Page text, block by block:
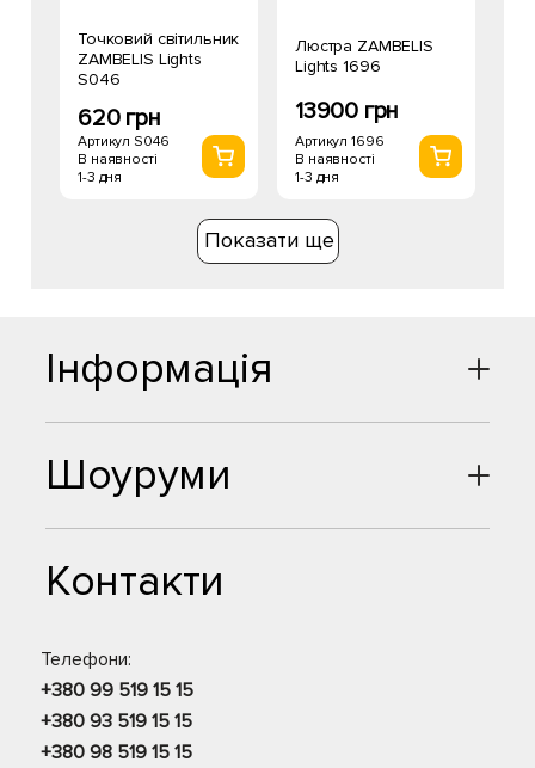
Точковий світильник
ZAMBELIS Lights
S046
620 грн
Артикул S046
В наявності
1-3 дня
Люстра ZAMBELIS
Lights 1696
13900 грн
Артикул 1696
В наявності
1-3 дня
Показати ще
Шоуруми
Контакти
Телефони:
+380 99 519 15 15
+380 93 519 15 15
+380 98 519 15 15
Інформація